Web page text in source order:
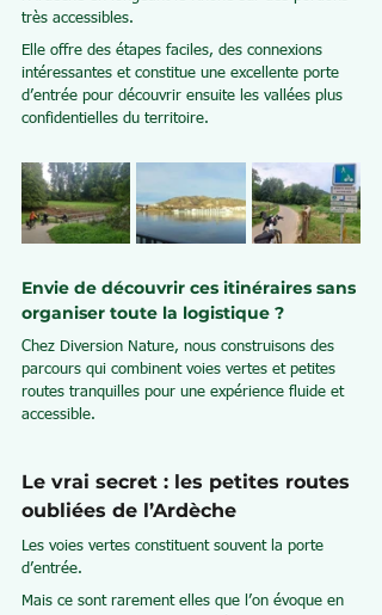
très accessibles.
Elle offre des étapes faciles, des connexions
intéressantes et constitue une excellente porte
d’entrée pour découvrir ensuite les vallées plus
confidentielles du territoire.
Envie de découvrir ces itinéraires sans
organiser toute la logistique ?
Chez Diversion Nature, nous construisons des
parcours qui combinent voies vertes et petites
routes tranquilles pour une expérience fluide et
accessible.
Le vrai secret : les petites routes
oubliées de l’Ardèche
Les voies vertes constituent souvent la porte
d’entrée.
Mais ce sont rarement elles que l’on évoque en